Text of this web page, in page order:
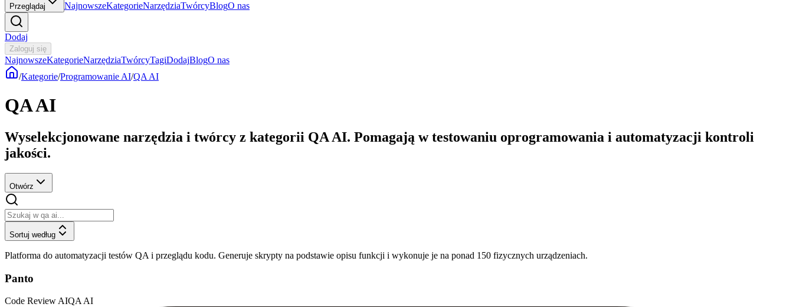
Przeglądaj NajnowszeKategorieNarzędziaTwórcyBlogO nas
Dodaj
Zaloguj się
NajnowszeKategorieNarzędziaTwórcyTagiDodajBlogO nas
/Kategorie/Programowanie AI/QA AI
QA AI
Wyselekcjonowane narzędzia i twórcy z kategorii QA AI. Pomagają w testowaniu oprogramowania i automatyzacji kontroli
jakości.
Otwórz
Sortuj według
Platforma do automatyzacji testów QA i przeglądu kodu. Generuje skrypty na podstawie opisu funkcji i wykonuje je na ponad 150 fizycznych urządzeniach.
Panto
Code Review AIQA AI